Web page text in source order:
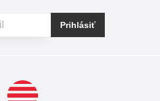
aj peľové alergie, môžete zvoliť
ktorá pomáha obmedziť
Prihlásiť